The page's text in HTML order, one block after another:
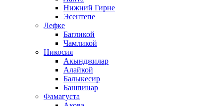
Нижний Гирне
Эсентепе
Лефке
Багликой
Чамликой
Никосия
Акынджилар
Алайкой
Балыкесир
Башпинар
Фамагуста